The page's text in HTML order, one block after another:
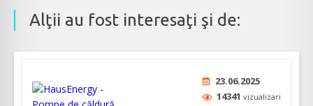
Alţii au fost interesaţi şi de:
23.06.2025
14341 vizualizari